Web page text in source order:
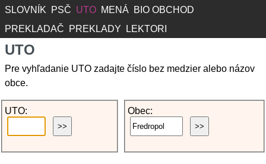
SLOVNÍK PSČ UTO MENÁ
BIO OBCHOD
PREKLADAČ
PREKLADY LEKTORI
UTO
Pre vyhľadanie UTO zadajte číslo bez medzier alebo názov
obce.
UTO: Obec: